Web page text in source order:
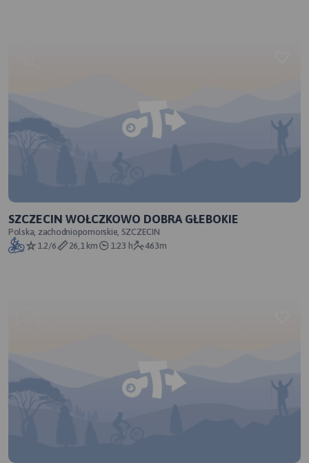
SZCZECIN WOŁCZKOWO DOBRA GŁEBOKIE
Polska, zachodniopomorskie, SZCZECIN
1.2/6
26,1 km 1:23 h 463m